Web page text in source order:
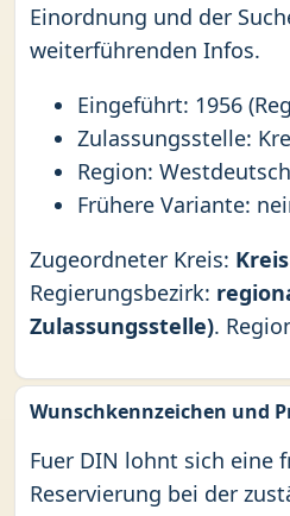
Einordnung und der
weiterführenden Infos.
Eingeführt: 1956
Zulassungsstelle:
Region:
Frühere Variante:
Zugeordneter Kreis:
Regierungsbezirk:
Zulassungsstelle).
Wunschkennzeichen und
Fuer DIN lohnt sich eine
Reservierung bei der